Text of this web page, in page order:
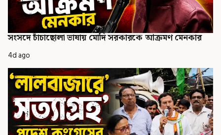
সংসদে চাঁচাছোলা ভাষায় মোদি সরকারকে আক্রমণ মেনকার
4d ago